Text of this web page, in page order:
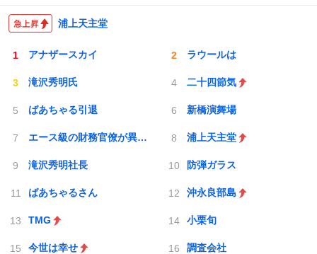
浦上天主堂
アナザースカイ ラウールは
滝沢秀明氏 二十四節気
ばあちゃる引退 新橋演舞場
エース級の財務官僚が異例転出へ 浦上天主堂
滝沢秀明社長 防弾ガラス
ばあちゃるさん 沖永良部島
TMG 小栗旬
今世は幸せ 調査会社